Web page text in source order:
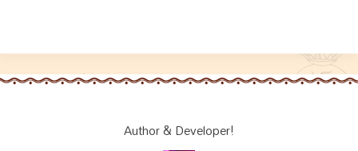
Author & Developer!